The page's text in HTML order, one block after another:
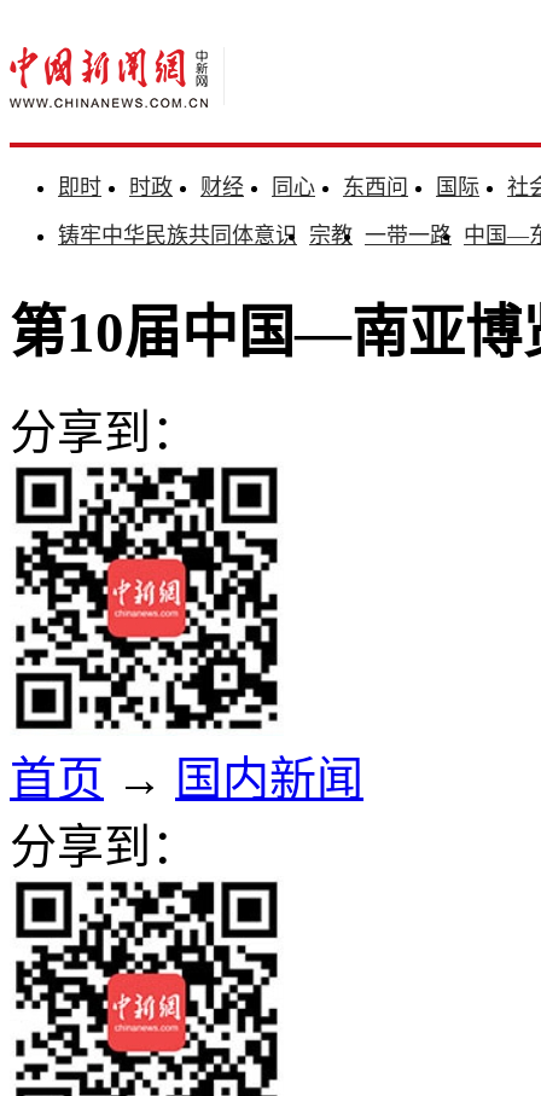
即时 时政 财经 同心 东西问 国际
社
铸牢中华民族共同体意识 宗教 一带一路 中国—
第10届中国—南亚博
分享到：
首页 → 国内新闻
分享到：